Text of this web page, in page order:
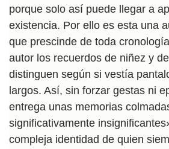
porque solo así puede llegar a
existencia. Por ello es esta una
que prescinde de toda
autor los recuerdos de niñez y
distinguen según si vestía
largos. Así, sin forzar gestas ni
entrega unas memorias
significativamente
compleja identidad de quien